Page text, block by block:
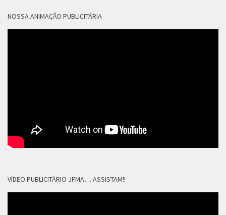
NOSSA ANIMAÇÃO PUBLICITÁRIA
VÍDEO PUBLICITÁRIO JFMA… ASSISTAM!!